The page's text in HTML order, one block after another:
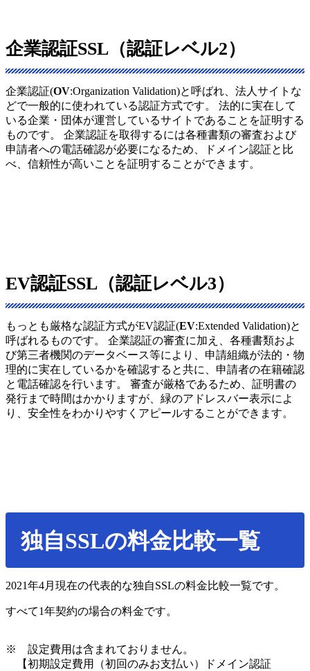
企業認証SSL（認証レベル2）
企業認証(OV:Organization Validation)と呼ばれ、法人サイトな
どで一般的に使われている認証方式です。 法的に実在して
いる企業・団体が運営しているサイトであることを証明する
ものです。 企業認証を取得するには各種書類の審査および
申請者への電話確認が必要になるため、ドメイン認証と比
べ、信頼性が高いことを証明することができます。
EV認証SSL（認証レベル3）
もっとも厳格な認証方式がEV認証(EV:Extended Validation)と
呼ばれるものです。 企業認証の審査に加え、各種書類およ
び第三者機関のデータベース等により、申請組織が法的・物
理的に実在しているかを確認すると共に、申請者の在籍確認
と電話確認を行います。 審査が厳格であるため、証明書の
発行まで時間はかかりますが、緑のアドレスバー表示によ
り、安全性をわかりやすくアピールすることができます。
独自SSLの料金比較一覧
2021年4月現在の代表的な独自SSLの料金比較一覧です。
すべて1年契約の場合の料金です。
※ 設定費用は含まれておりません。
【初期設定費用（初回のみお支払い）ドメイン認証